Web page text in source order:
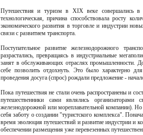
Путешествия и туризм в XIX веке совершались
технологическая, причина способствовала росту
экономического развития в торговле и индустрии
связи с развитием транспорта.
Поступательное развитие железнодорожного
разрастались, превращаясь в индустриальные
занят в обслуживающих отраслях промышленности.
себе позволить отдохнуть. Это было характерно
проведения досуга (спрос) рождали предложение -
Пока путешествия не стали очень распространены и
путешественники сами являлись
железнодорожной или мореплавательной компании).
себя заботу о создании "туристского комплекса".
время эволюция путешествий и развитие индустрии и
обеспечении размещения уже перевезенных